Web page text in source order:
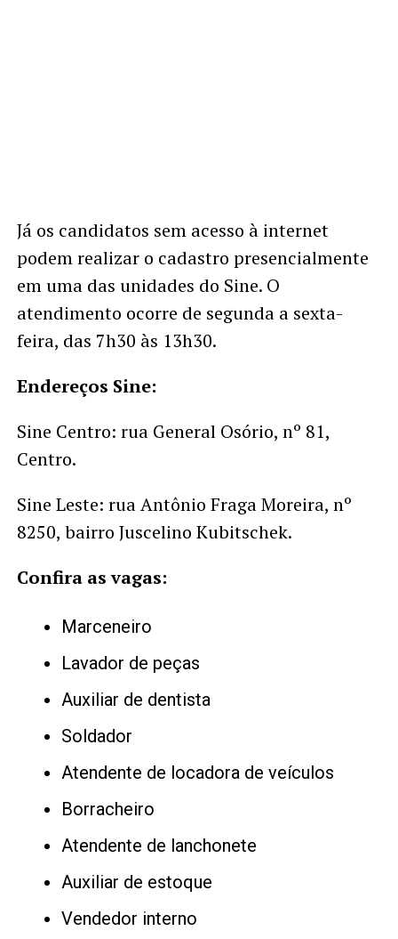
Já os candidatos sem acesso à internet
podem realizar o cadastro presencialmente
em uma das unidades do Sine. O
atendimento ocorre de segunda a sexta-
feira, das 7h30 às 13h30.
Endereços Sine:
Sine Centro: rua General Osório, nº 81,
Centro.
Sine Leste: rua Antônio Fraga Moreira, nº
8250, bairro Juscelino Kubitschek.
Confira as vagas:
Marceneiro
Lavador de peças
Auxiliar de dentista
Soldador
Atendente de locadora de veículos
Borracheiro
Atendente de lanchonete
Auxiliar de estoque
Vendedor interno